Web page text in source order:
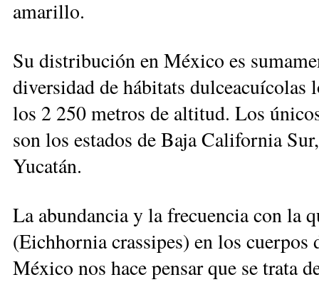
amarillo.
Su distribución en México es
diversidad de hábitats dulceacuícolas
los 2 250 metros de altitud. Los
son los estados de Baja California
Yucatán.
La abundancia y la frecuencia con la
(Eichhornia crassipes) en los
México nos hace pensar que se trata